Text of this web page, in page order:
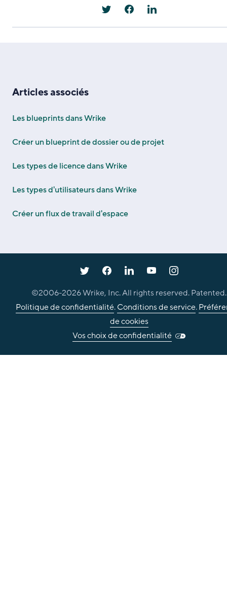
Articles associés
Les blueprints dans Wrike
Créer un blueprint de dossier ou de projet
Les types de licence dans Wrike
Les types d'utilisateurs dans Wrike
Créer un flux de travail d'espace
©2006-2026Wrike, Inc. All rights reserved. Patented.
Politique de confidentialité.Conditions de service.
de cookies
Vos choix de confidentialité